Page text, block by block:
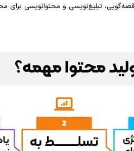
قصه‌گویی، تبلیغ‌نویسی و محتوا‌نویسی